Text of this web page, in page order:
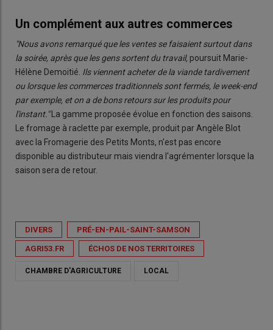
Un complément aux autres commerces
"Nous avons remarqué que les ventes se faisaient surtout dans
la soirée, après que les gens sortent du travail, poursuit Marie-
Hélène Demoitié. Ils viennent acheter de la viande tardivement
ou lorsque les commerces traditionnels sont fermés, le week-end
par exemple, et on a de bons retours sur les produits pour
l'instant."La gamme proposée évolue en fonction des saisons.
Le fromage à raclette par exemple, produit par Angèle Blot
avec la Fromagerie des Petits Monts, n'est pas encore
disponible au distributeur mais viendra l'agrémenter lorsque la
saison sera de retour.
DIVERS PRÉ-EN-PAIL-SAINT-SAMSON
AGRI53.FR ÉCHOS DE NOS TERRITOIRES
CHAMBRE D'AGRICULTURE LOCAL